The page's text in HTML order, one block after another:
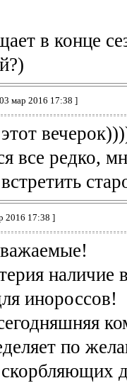
в конце
мар 2016 17:38 ]
все редко,
2016 17:38 ]
инороссов!
по